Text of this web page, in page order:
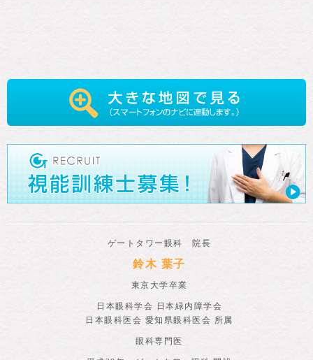
ゲートタワー眼科 院長
鈴木 葉子
東京大学卒業
日本眼科学会 日本緑内障学会
日本眼科医会 愛知県眼科医会 所属
眼科専門医